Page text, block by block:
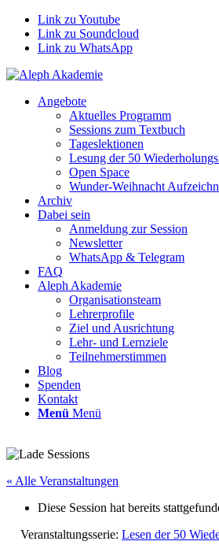
Link zu Youtube
Link zu Soundcloud
Link zu WhatsApp
Angebote
Aktuelles Programm
Sessions zum Textbuch
Tageslektionen
Lesung der 50
Open Space
Wunder-Weihnacht
Archiv
Dabei sein
Anmeldung zur Session
Newsletter
WhatsApp & Telegram
FAQ
Aleph Akademie
Organisationsteam
Lehrerprofile
Ziel und Ausrichtung
Lehr- und Lernziele
Teilnehmerstimmen
Blog
Spenden
Kontakt
Menü Menü
« Alle Veranstaltungen
Diese Session hat bereits
Veranstaltungsserie: Lesen der 50